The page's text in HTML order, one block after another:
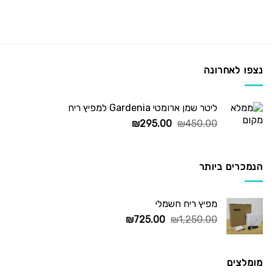
נצפו לאחרונה
ליטר שמן ארומטי Gardenia למפיץ ריח
₪450.00
המחיר
₪295.00
המחיר
הנמכרים ביותר
מפיץ ריח חשמלי
₪1,250.00
המחיר
₪725.00
המחיר
מומלצים